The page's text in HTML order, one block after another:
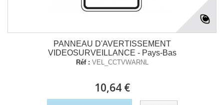
PANNEAU D'AVERTISSEMENT
VIDEOSURVEILLANCE - Pays-Bas
Réf : VEL_CCTVWARNL
10,64 €